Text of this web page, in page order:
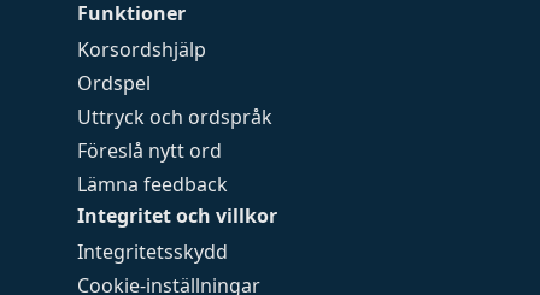
Funktioner
Korsordshjälp
Ordspel
Uttryck och ordspråk
Föreslå nytt ord
Lämna feedback
Integritet och villkor
Integritetsskydd
Cookie-inställningar